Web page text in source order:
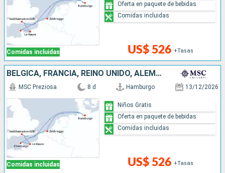
Comidas incluidas US$ 526 +Tasas
Oferta en paquete de bebidas
Comidas incluidas
BÉLGICA, FRANCIA, REINO UNIDO, ALEMANIA
Comidas incluidas
MSC Preziosa 8 d Hamburgo 13/12/2026
US$ 526 +Tasas
Niños Gratis
Oferta en paquete de bebidas
Comidas incluidas